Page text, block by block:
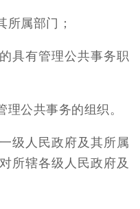
属部门；
有管理公共事务职
公共事务的组织。
人民政府及其所属
所辖各级人民政府及